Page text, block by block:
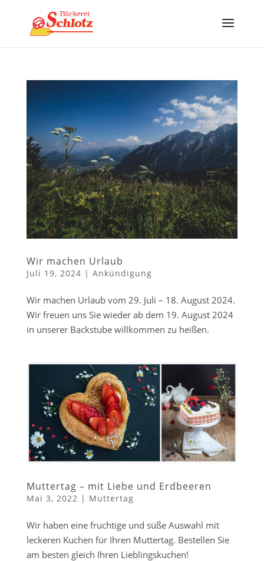
Wir machen Urlaub
Juli 19, 2024 | Ankündigung
Wir machen Urlaub vom 29. Juli – 18. August 2024.
Wir freuen uns Sie wieder ab dem 19. August 2024
in unserer Backstube willkommen zu heißen.
Muttertag – mit Liebe und Erdbeeren
Mai 3, 2022 | Muttertag
Wir haben eine fruchtige und süße Auswahl mit
leckeren Kuchen für Ihren Muttertag. Bestellen Sie
am besten gleich Ihren Lieblingskuchen!